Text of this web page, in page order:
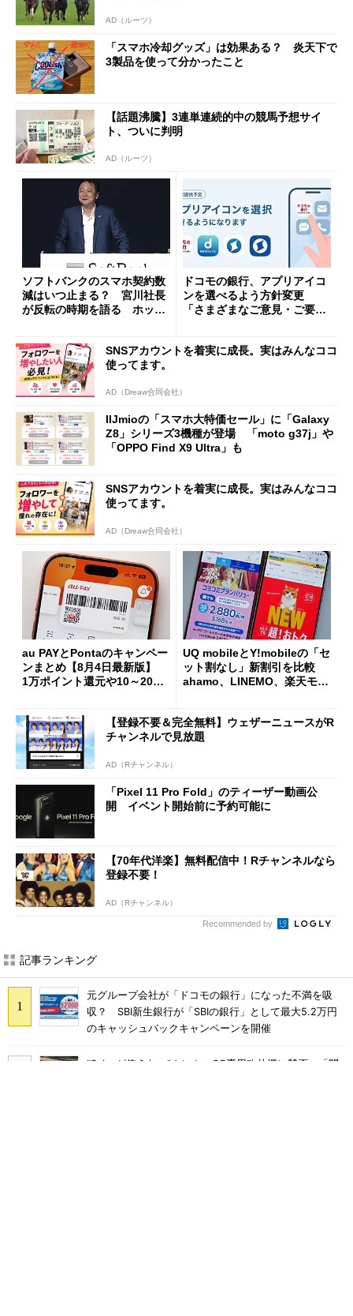
AD（ルーツ）
「スマホ冷却グッズ」は効果ある？ 炎天下で
3製品を使って分かったこと
【話題沸騰】3連単連続的中の競馬予想サイ
ト、ついに判明
AD（ルーツ）
ソフトバンクのスマホ契約数
減はいつ止まる？ 宮川社長
が反転の時期を語る ホッピ
ドコモの銀行、アプリアイコ
ンを選べるよう方針変更
「さまざまなご意見・ご要望
SNSアカウントを着実に成長。実はみんなココ
使ってます。
AD（Dreaw合同会社）
IIJmioの「スマホ大特価セール」に「Galaxy
Z8」シリーズ3機種が登場 「moto g37j」や
「OPPO Find X9 Ultra」も
SNSアカウントを着実に成長。実はみんなココ
使ってます。
AD（Dreaw合同会社）
au PAYとPontaのキャンペー
ンまとめ【8月4日最新版】
1万ポイント還元や10～20％
UQ mobileとY!mobileの「セ
ット割なし」新割引を比較
ahamo、LINEMO、楽天モバ
【登録不要＆完全無料】ウェザーニュースがR
チャンネルで見放題
AD（Rチャンネル）
「Pixel 11 Pro Fold」のティーザー動画公
開 イベント開始前に予約可能に
【70年代洋楽】無料配信中！Rチャンネルなら
登録不要！
AD（Rチャンネル）
Recommended by
記事ランキング
元グループ会社が「ドコモの銀行」になった不満を吸
収？ SBI新生銀行が「SBIの銀行」として最大5.2万円
のキャッシュバックキャンペーンを開催
“Suicaが使えない”クレカ・QR専用改札機に賛否 「問